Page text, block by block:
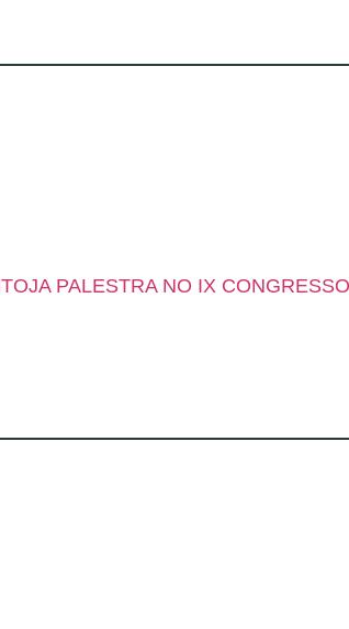
PALESTRA NO IX